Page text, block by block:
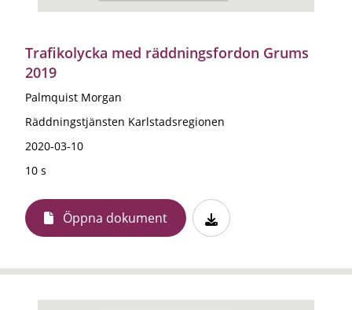
Trafikolycka med räddningsfordon Grums
2019
Palmquist Morgan
Räddningstjänsten Karlstadsregionen
2020-03-10
10 s
Öppna dokument